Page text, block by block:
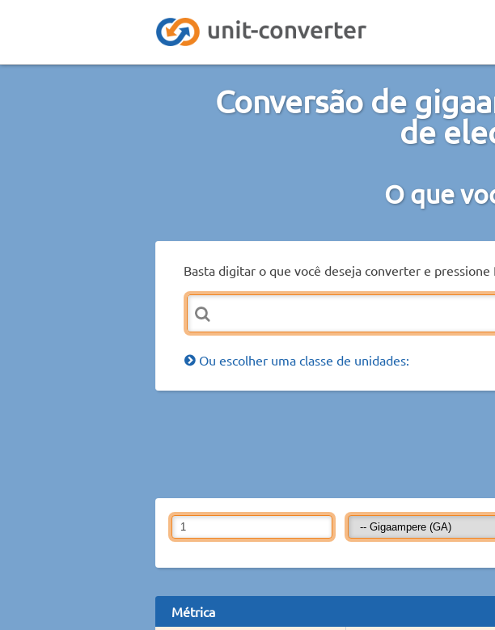
Conversão de
de
O que
Basta digitar o que você deseja converter e pressione
Ou escolher uma classe de unidades:
Métrica